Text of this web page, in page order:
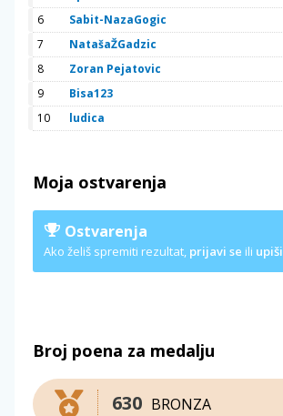
6
Sabit-NazaGogic
7
NatašaŽGadzic
8
Zoran Pejatovic
9
Bisa123
10
ludica
Moja ostvarenja
Ostvarenja
Ako želiš spremiti rezultat, prijavi se ili upiši
Broj poena za medalju
BRONZA
630